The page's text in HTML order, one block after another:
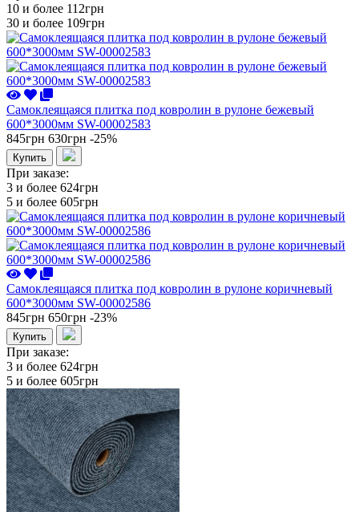
10 и более 112грн
30 и более 109грн
Самоклеящаяся плитка под ковролин в рулоне бежевый
600*3000мм SW-00002583
845грн 630грн -25%
Купить
При заказе:
3 и более 624грн
5 и более 605грн
Самоклеящаяся плитка под ковролин в рулоне коричневый
600*3000мм SW-00002586
845грн 650грн -23%
Купить
При заказе:
3 и более 624грн
5 и более 605грн